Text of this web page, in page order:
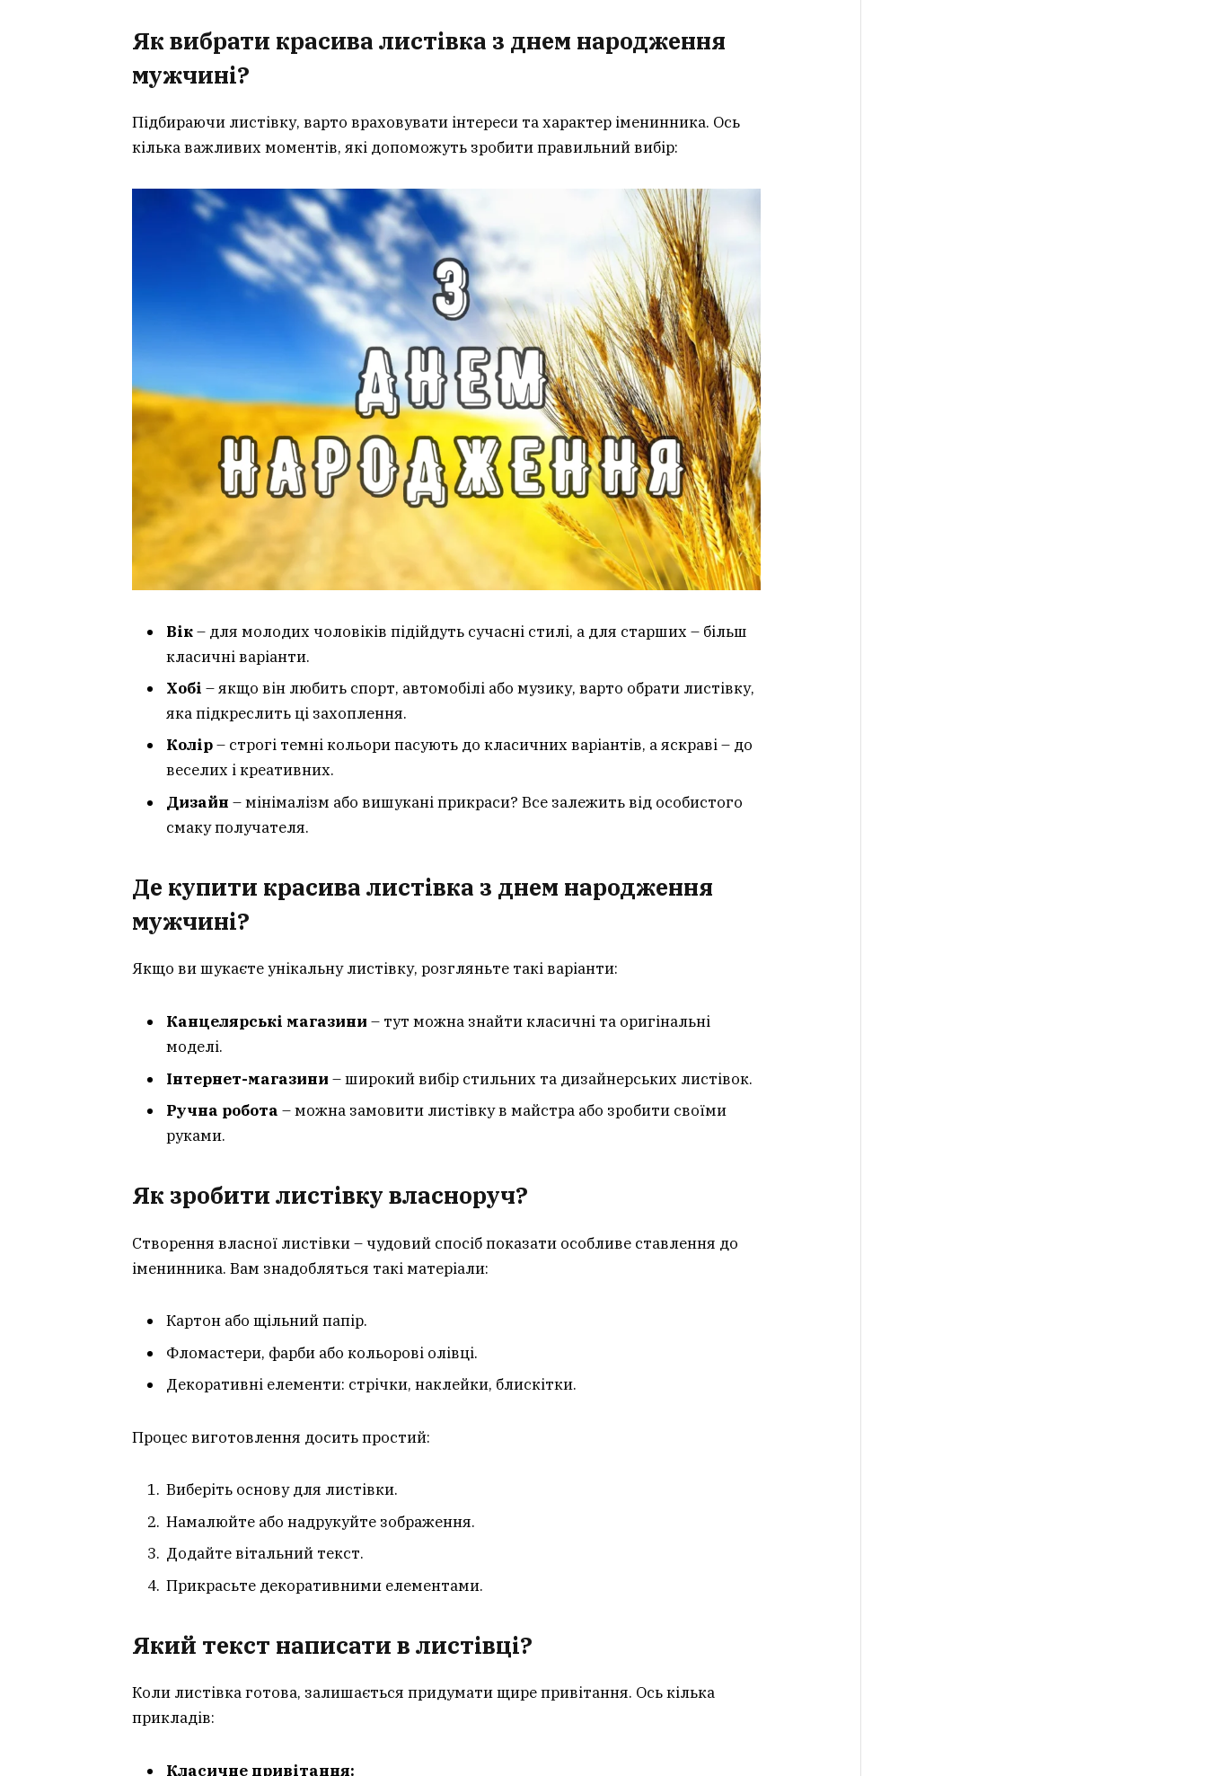
Як вибрати красива листівка з днем народження
мужчині?
Підбираючи листівку, варто враховувати інтереси та характер іменинника. Ось
кілька важливих моментів, які допоможуть зробити правильний вибір:
Вік– для молодих чоловіків підійдуть сучасні стилі, а для старших – більш
класичні варіанти.
Хобі – якщо він любить спорт, автомобілі або музику, варто обрати листівку,
яка підкреслить ці захоплення.
Колір– строгі темні кольори пасують до класичних варіантів, а яскраві – до
веселих і креативних.
Дизайн – мінімалізм або вишукані прикраси? Все залежить від особистого
смаку получателя.
Де купити красива листівка з днем народження
мужчині?
Якщо ви шукаєте унікальну листівку, розгляньте такі варіанти:
Канцелярські магазини – тут можна знайти класичні та оригінальні
моделі.
Інтернет-магазини – широкий вибір стильних та дизайнерських листівок.
Ручна робота – можна замовити листівку в майстра або зробити своїми
руками.
Як зробити листівку власноруч?
Створення власної листівки – чудовий спосіб показати особливе ставлення до
іменинника. Вам знадобляться такі матеріали:
Картон або щільний папір.
Фломастери, фарби або кольорові олівці.
Декоративні елементи: стрічки, наклейки, блискітки.
Процес виготовлення досить простий:
Виберіть основу для листівки.
Намалюйте або надрукуйте зображення.
Додайте вітальний текст.
Прикрасьте декоративними елементами.
Який текст написати в листівці?
Коли листівка готова, залишається придумати щире привітання. Ось кілька
прикладів:
Класичне привітання: